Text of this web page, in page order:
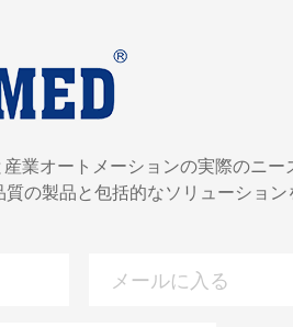
業オートメーションの実際のニー
の製品と包括的なソリューション